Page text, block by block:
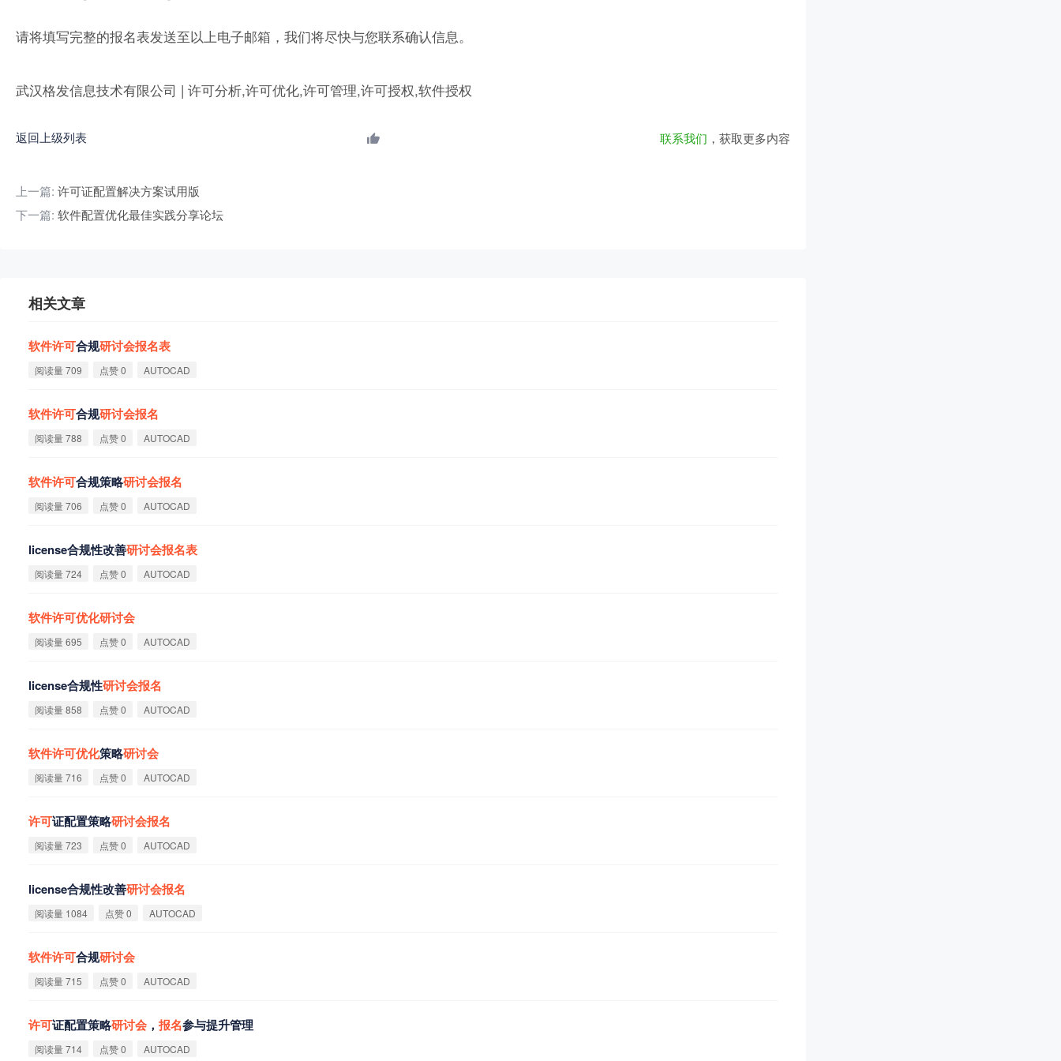
请将填写完整的报名表发送至以上电子邮箱，我们将尽快与您联系确认信息。
武汉格发信息技术有限公司 | 许可分析,许可优化,许可管理,许可授权,软件授权
返回上级列表 联系我们 ，获取更多内容
上一篇: 许可证配置解决方案试用版
下一篇: 软件配置优化最佳实践分享论坛
相关文章
软件许可合规研讨会报名表
阅读量 709 点赞 0 AUTOCAD
软件许可合规研讨会报名
阅读量 788 点赞 0 AUTOCAD
软件许可合规策略研讨会报名
阅读量 706 点赞 0 AUTOCAD
license合规性改善研讨会报名表
阅读量 724 点赞 0 AUTOCAD
软件许可优化研讨会
阅读量 695 点赞 0 AUTOCAD
license合规性研讨会报名
阅读量 858 点赞 0 AUTOCAD
软件许可优化策略研讨会
阅读量 716 点赞 0 AUTOCAD
许可证配置策略研讨会报名
阅读量 723 点赞 0 AUTOCAD
license合规性改善研讨会报名
阅读量 1084 点赞 0 AUTOCAD
软件许可合规研讨会
阅读量 715 点赞 0 AUTOCAD
许可证配置策略研讨会 ， 报名参与提升管理
阅读量 714 点赞 0 AUTOCAD